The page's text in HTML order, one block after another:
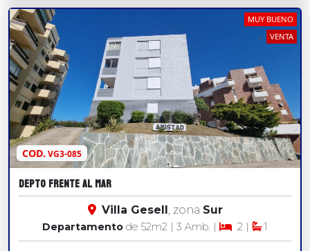
COD.VG3-085
MUY BUENO
VENTA
DEPTO FRENTE AL MAR
Villa Gesell , zona Sur
Departamento de 52m2 | 3 Amb. | 2 | 1